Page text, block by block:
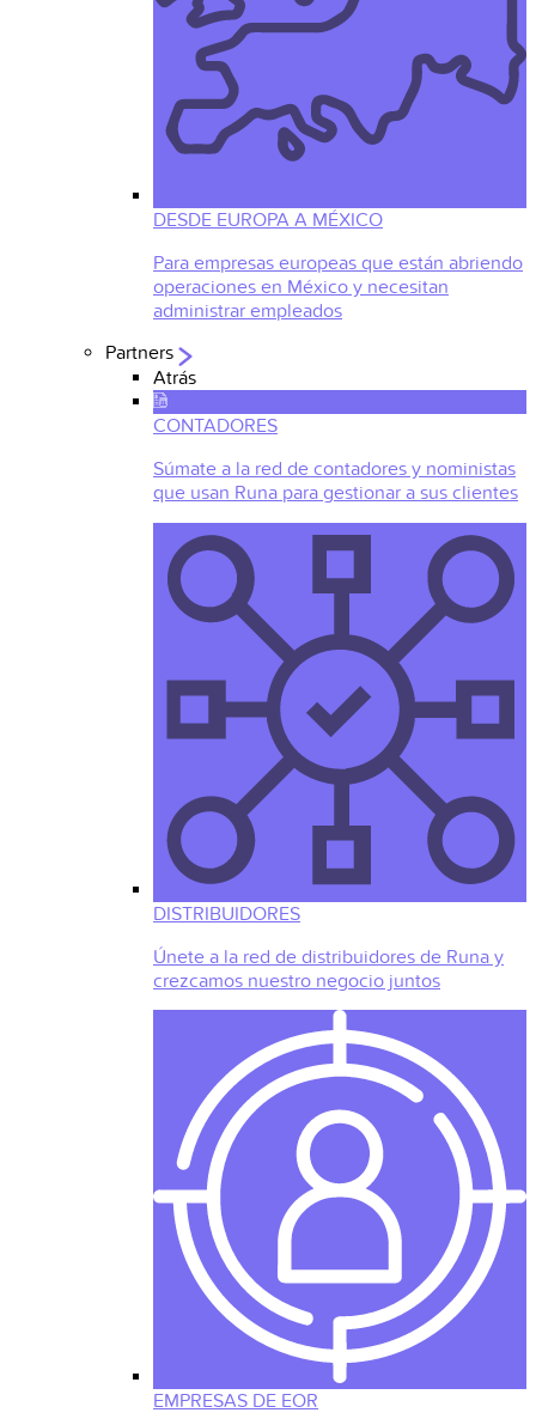
DESDE EUROPA A MÉXICO
Para empresas europeas que están abriendo
operaciones en México y necesitan
administrar empleados
Partners
Atrás
CONTADORES
Súmate a la red de contadores y noministas
que usan Runa para gestionar a sus clientes
DISTRIBUIDORES
Únete a la red de distribuidores de Runa y
crezcamos nuestro negocio juntos
EMPRESAS DE EOR